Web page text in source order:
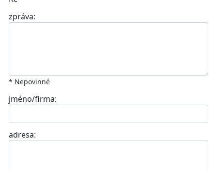
zpráva:
* Nepovinné
jméno/firma:
adresa: